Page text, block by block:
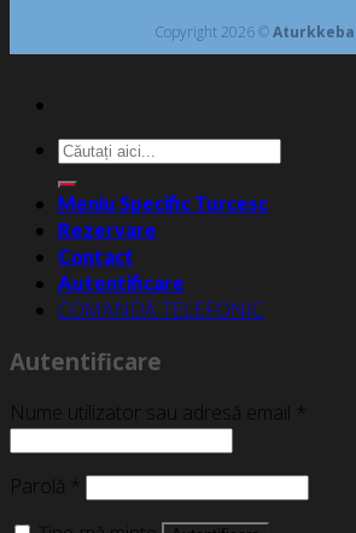
Copyright 2026 ©
Caută
după:
Meniu Specific Turcesc
Rezervare
Contact
Autentificare
COMANDĂ TELEFONIC
Autentificare
Nume utilizator sau adresă email *
Parolă *